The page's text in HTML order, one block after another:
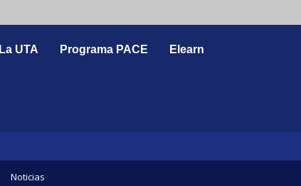
La UTA Programa PACE Elearn
Noticias